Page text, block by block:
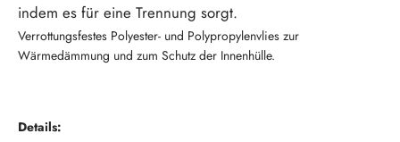
indem es für eine Trennung sorgt.
Verrottungsfestes Polyester- und Polypropylenvlies zur
Wärmedämmung und zum Schutz der Innenhülle.
Details: